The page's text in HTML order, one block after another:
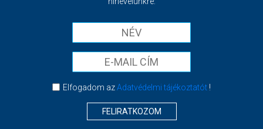
Elfogadom azAdatvédelmi tájékoztatót!
FELIRATKOZOM